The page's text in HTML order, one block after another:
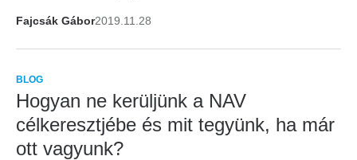
Fajcsák Gábor2019.11.28
BLOG
Hogyan ne kerüljünk a NAV
célkeresztjébe és mit tegyünk, ha már
ott vagyunk?